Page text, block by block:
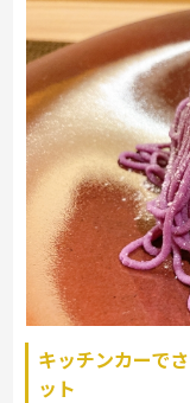
キッチンカーで
ット